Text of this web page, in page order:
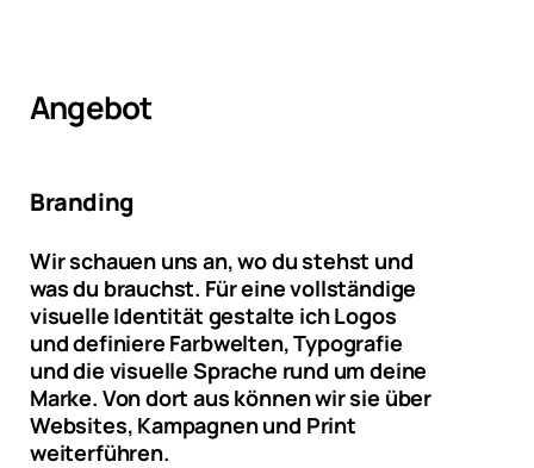
Angebot
Branding
Wir schauen uns an, wo du stehst und
was du brauchst. Für eine vollständige
visuelle Identität gestalte ich Logos
und definiere Farbwelten, Typografie
und die visuelle Sprache rund um deine
Marke. Von dort aus können wir sie über
Websites, Kampagnen und Print
weiterführen.